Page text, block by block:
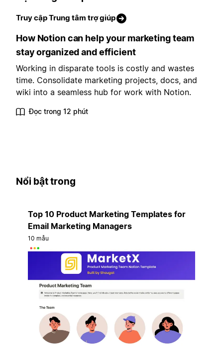
Truy cập Trung tâm trợ giúp
How Notion can help your marketing team
stay organized and efficient
Working in disparate tools is costly and wastes
time. Consolidate marketing projects, docs, and
wiki into a seamless hub for work with Notion.
Đọc trong 12 phút
Nổi bật trong
Top 10 Product Marketing Templates for
Email Marketing Managers
10 mẫu